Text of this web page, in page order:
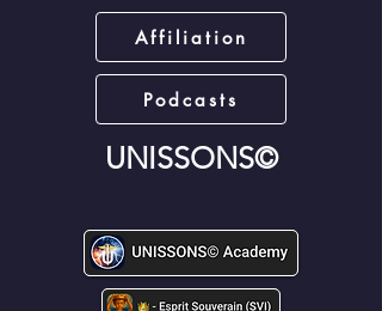
Affiliation
Podcasts
UNISSONS©